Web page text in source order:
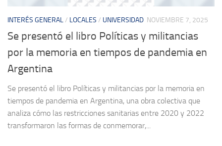
INTERÉS GENERAL/ LOCALES / UNIVERSIDAD NOVIEMBRE 7, 2025
Se presentó el libro Políticas y militancias
por la memoria en tiempos de pandemia en
Argentina
Se presentó el libro Políticas y militancias por la memoria en
tiempos de pandemia en Argentina, una obra colectiva que
analiza cómo las restricciones sanitarias entre 2020 y 2022
transformaron las formas de conmemorar,...